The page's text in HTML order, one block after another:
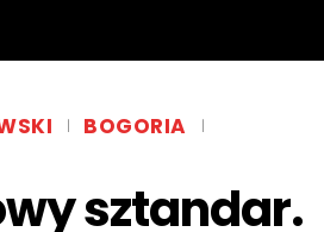
BOGORIA
sztandar.